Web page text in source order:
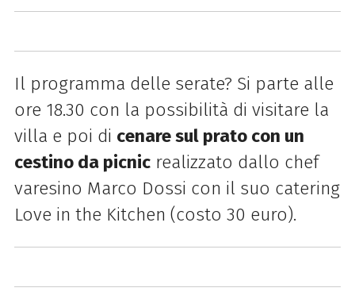
Il programma delle serate? Si parte alle
ore 18.30 con la possibilità di visitare la
villa e poi di cenare sul prato con un
cestino da picnicrealizzato dallo chef
varesino Marco Dossi con il suo catering
Love in the Kitchen (costo 30 euro).